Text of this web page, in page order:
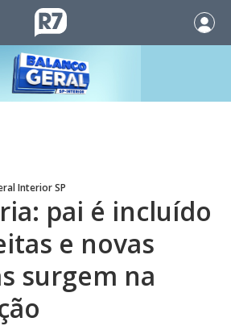
Interior SP
pai é incluído
e novas
surgem na